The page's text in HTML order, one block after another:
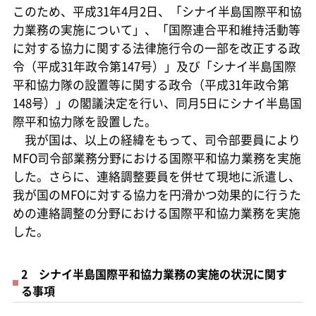
このため、平成31年4月2日、「シナイ半島国際平和協
力業務の実施について」、「国際連合平和維持活動等
に対する協力に関する法律施行令の一部を改正する政
令（平成31年政令第147号）」及び「シナイ半島国際
平和協力隊の設置等に関する政令（平成31年政令第
148号）」の閣議決定を行い、同月5日にシナイ半島国
際平和協力隊を設置した。
我が国は、以上の経緯をもって、司令部要員により
MFO司令部業務分野における国際平和協力業務を実施
した。さらに、連絡調整要員を併せて現地に派遣し、
我が国のMFOに対する協力を円滑かつ効果的に行うた
めの連絡調整の分野における国際平和協力業務を実施
した。
2 シナイ半島国際平和協力業務の実施の状況に関す
る事項